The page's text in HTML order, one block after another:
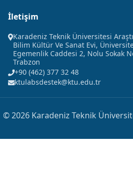
İletişim
Karadeniz Teknik Üniversitesi
Bilim Kültür Ve Sanat Evi,
Egemenlik Caddesi 2, Nolu Sokak
Trabzon
+90 (462) 377 32 48
ktulabsdestek@ktu.edu.tr
© 2026 Karadeniz Teknik